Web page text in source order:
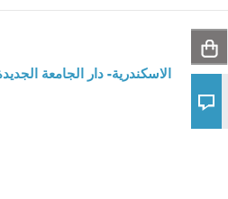
الاسكندرية- دار الجامعة